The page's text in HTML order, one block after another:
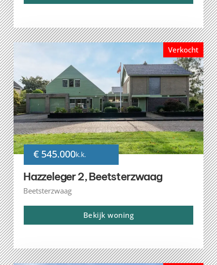
Verkocht
€ 545.000k.k.
Hazzeleger 2, Beetsterzwaag
Beetsterzwaag
Bekijk woning